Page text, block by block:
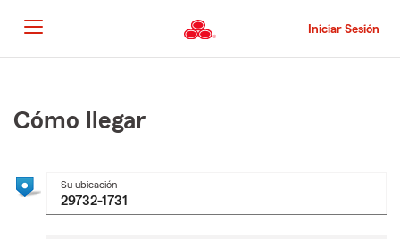
al
contenido
principal
Iniciar Sesión
principal
Cómo llegar
Su ubicación